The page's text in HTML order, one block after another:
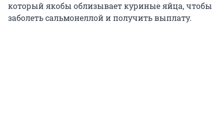
который якобы облизывает куриные яйца, чтобы
заболеть сальмонеллой и получить выплату.